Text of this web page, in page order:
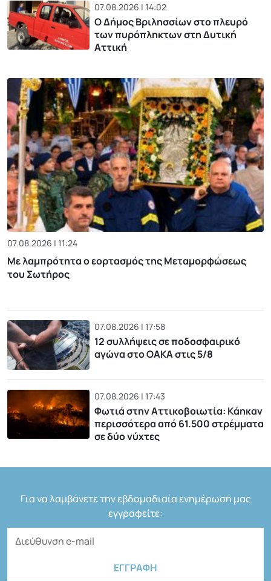
07.08.2026 | 14:02
Ο Δήμος Βριλησσίων στο πλευρό
των πυρόπληκτων στη Δυτική
Αττική
07.08.2026 | 11:24
Με λαμπρότητα ο εορτασμός της Μεταμορφώσεως
του Σωτήρος
07.08.2026 | 17:58
12 συλλήψεις σε ποδοσφαιρικό
αγώνα στο ΟΑΚΑ στις 5/8
07.08.2026 | 17:43
Φωτιά στην Αττικοβοιωτία: Kάηκαν
περισσότερα από 61.500 στρέμματα
σε δύο νύχτες
Για να λαμβάνετε την εβδομαδιαία ενημέρωσή μας
εγγραφείτε: